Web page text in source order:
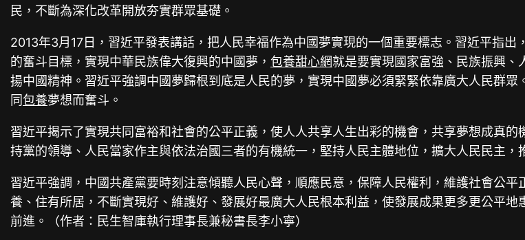
民，不斷為深化改革開放夯實群眾基礎。
2013年3月17日，習近平發表講話，把人民幸福作為中國夢實現的一個重要標志。習近平指
的奮斗目標，實現中華民族偉大復興的中國夢，包養甜心網就是要實現國家富強、民族振興
揚中國精神。習近平強調中國夢歸根到底是人民的夢，實現中國夢必須緊緊依靠廣大人民群
同包養夢想而奮斗。
習近平揭示了實現共同富裕和社會的公平正義，使人人共享人生出彩的機會，共享夢想成真
持黨的領導、人民當家作主與依法治國三者的有機統一，堅持人民主體地位，擴大人民民主，
習近平強調，中國共產黨要時刻注意傾聽人民心聲，順應民意，保障人民權利，維護社會公
養、住有所居，不斷實現好、維護好、發展好最廣大人民根本利益，使發展成果更多更公平
前進。（作者：民生智庫執行理事長兼秘書長李小寧）